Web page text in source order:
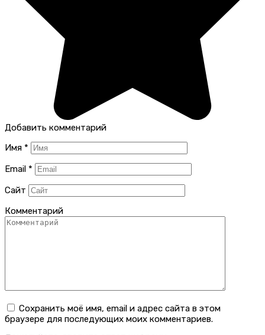
Добавить комментарий
Имя *
Email *
Сайт
Комментарий
Сохранить моё имя, email и адрес сайта в этом
браузере для последующих моих комментариев.